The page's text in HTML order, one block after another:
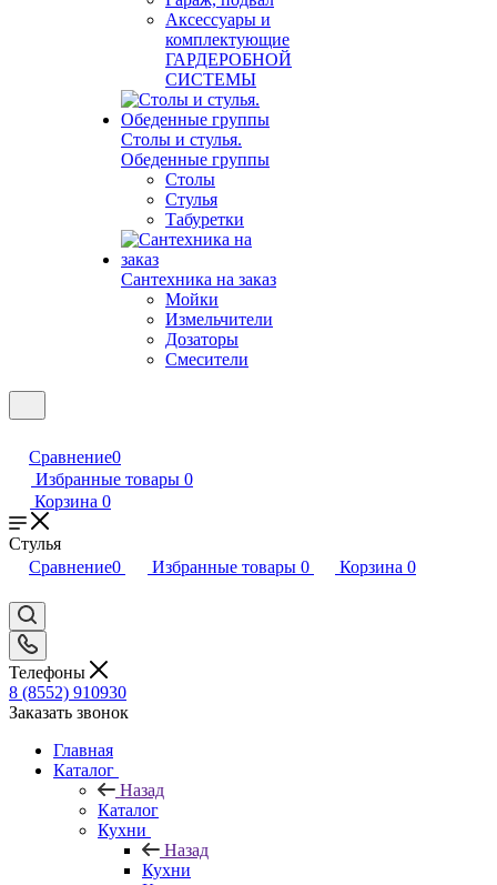
Аксессуары и
комплектующие
ГАРДЕРОБНОЙ
СИСТЕМЫ
Столы и стулья.
Обеденные группы
Столы
Стулья
Табуретки
Сантехника на заказ
Мойки
Измельчители
Дозаторы
Смесители
Сравнение0
Избранные товары 0
Корзина 0
Стулья
Сравнение0 Избранные товары 0 Корзина 0
Телефоны
8 (8552) 910930
Заказать звонок
Главная
Каталог
Назад
Каталог
Кухни
Назад
Кухни